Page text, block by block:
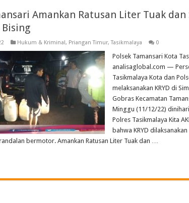
Amankan Ratusan Liter Tuak
Hukum & Kriminal, Priangan Timur,Tasikmalaya 0
Polsek Tamansari Kota
analisaglobal.com —
Tasikmalaya Kota dan
melaksanakan KRYD di
Gobras Kecamatan
Minggu (11/12/22)
Polres Tasikmalaya Kita
bahwa KRYD
bermotor. Amankan Ratusan Liter Tuak dan …